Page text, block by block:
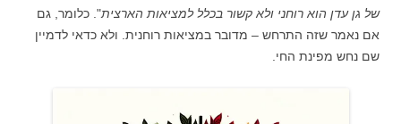
של גן עדן הוא רוחני ולא קשור בכלל למציאות הארצית". כלומר, גם
אם נאמר שזה התרחש – מדובר במציאות רוחנית. ולא כדאי לדמיין
שם נחש מפינת החי.